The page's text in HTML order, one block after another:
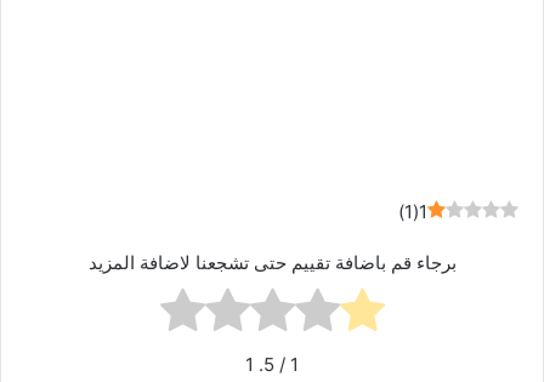
1
(
1
)
برجاء قم باضافة تقييم حتى تشجعنا لاضافة المزيد
1
/ 5.
1